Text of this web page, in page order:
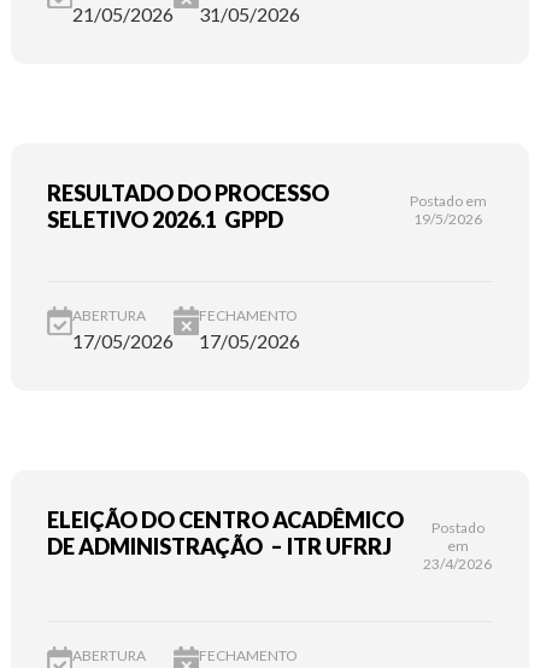
21/05/2026 31/05/2026
RESULTADO DO PROCESSO
SELETIVO 2026.1 GPPD
Postado em
19/5/2026
ABERTURA
17/05/2026
FECHAMENTO
17/05/2026
ELEIÇÃO DO CENTRO ACADÊMICO
DE ADMINISTRAÇÃO – ITR UFRRJ
Postado
em
23/4/2026
ABERTURA FECHAMENTO